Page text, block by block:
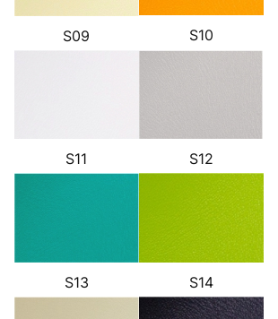
S09 S10
S11 S12
S13 S14